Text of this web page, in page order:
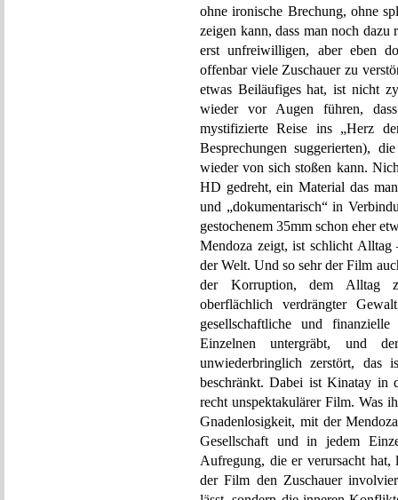
ohne ironische Brechung, ohne
zeigen kann, dass man noch
erst unfreiwilligen, aber eben
offenbar viele Zuschauer zu
etwas Beiläufiges hat, ist nicht
wieder vor Augen führen,
mystifizierte Reise ins „Herz
Besprechungen suggerierten),
wieder von sich stoßen kann.
HD gedreht, ein Material das
und „dokumentarisch“ in
gestochenem 35mm schon eher
Mendoza zeigt, ist schlicht
der Welt. Und so sehr der Film
der Korruption, dem Alltag
oberflächlich verdrängter
gesellschaftliche und
Einzelnen untergräbt, und
unwiederbringlich zerstört,
beschränkt. Dabei ist Kinatay in
recht unspektakulärer Film. Was
Gnadenlosigkeit, mit der
Gesellschaft und in jedem
Aufregung, die er verursacht hat,
der Film den Zuschauer